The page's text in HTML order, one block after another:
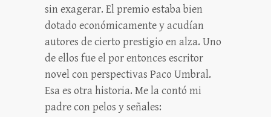
sin exagerar. El premio estaba bien
dotado económicamente y acudían
autores de cierto prestigio en alza. Uno
de ellos fue el por entonces escritor
novel con perspectivas Paco Umbral.
Esa es otra historia. Me la contó mi
padre con pelos y señales: